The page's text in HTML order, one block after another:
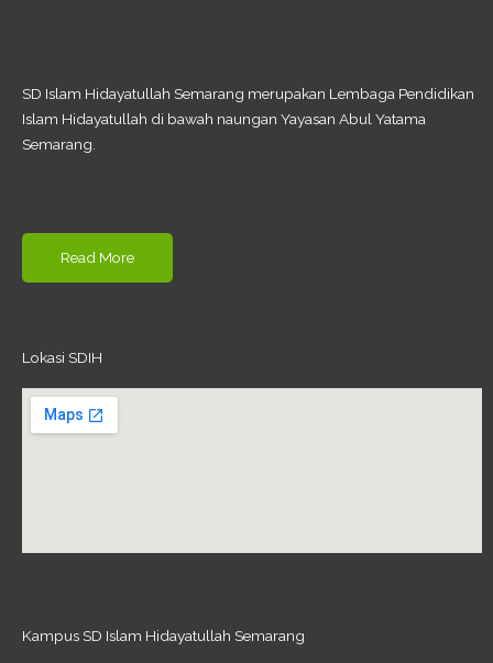
SD Islam Hidayatullah Semarang merupakan Lembaga Pendidikan
Islam Hidayatullah di bawah naungan Yayasan Abul Yatama
Semarang.
Read More
Lokasi SDIH
Kampus SD Islam Hidayatullah Semarang